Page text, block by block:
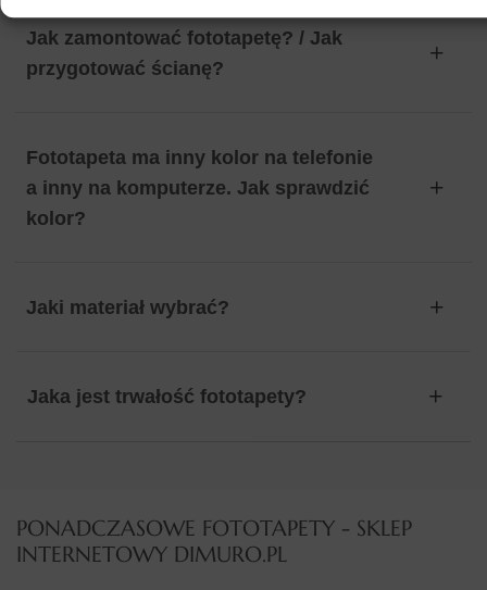
Jak zamontować fototapetę? / Jak
przygotować ścianę?
Fototapeta ma inny kolor na telefonie
a inny na komputerze. Jak sprawdzić
kolor?
Jaki materiał wybrać?
Jaka jest trwałość fototapety?
PONADCZASOWE FOTOTAPETY - SKLEP
INTERNETOWY DIMURO.PL​